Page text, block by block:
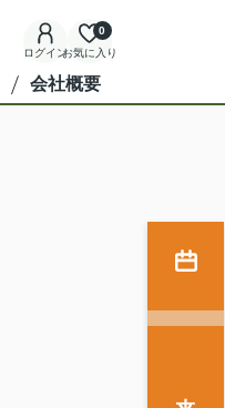
ログインお気に入り
0
会社概要